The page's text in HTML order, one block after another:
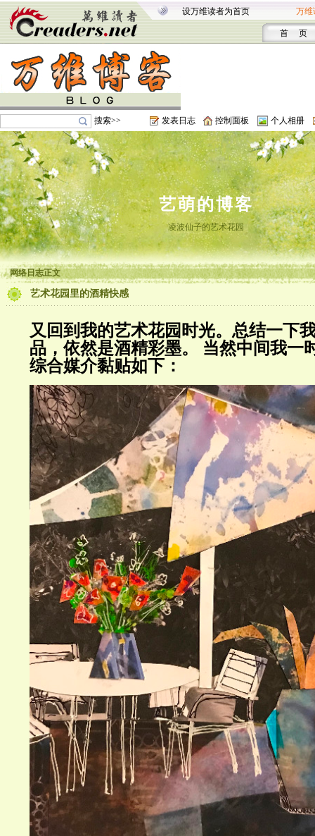
设万维读者为首页 万维
首 页
搜索>> 发表日志 控制面板 个人相册
艺萌的博客
凌波仙子的艺术花园
网络日志正文
艺术花园里的酒精快感
又回到我的艺术花园时光。总结一下
品，依然是酒精彩墨。 当然中间我一
综合媒介黏贴如下：